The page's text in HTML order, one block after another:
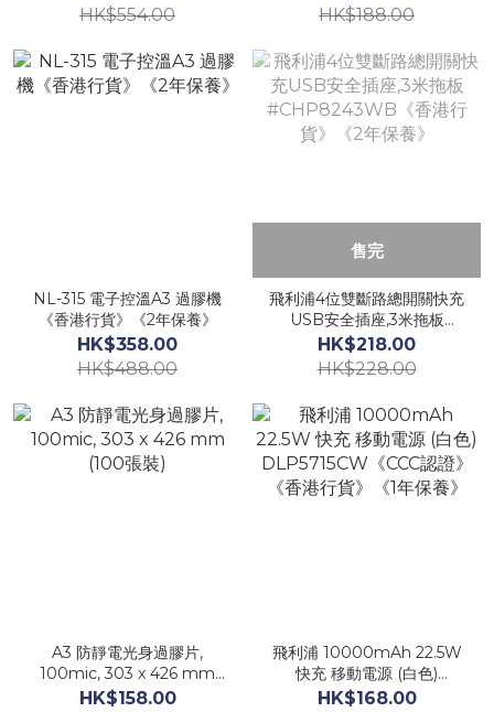
HK$554.00
保養》
HK$188.00
NL-315 電子控溫A3 過膠機
《香港行貨》《2年保養》
HK$358.00
HK$488.00
售完
飛利浦4位雙斷路總開關快充
USB安全插座,3米拖板
#CHP8243WB《香港行
貨》《2年保養》
HK$218.00
HK$228.00
A3 防靜電光身過膠片,
100mic, 303 x 426 mm
(100張裝)
HK$158.00
飛利浦 10000mAh 22.5W
快充 移動電源 (白色)
DLP5715CW《CCC認證》
HK$168.00